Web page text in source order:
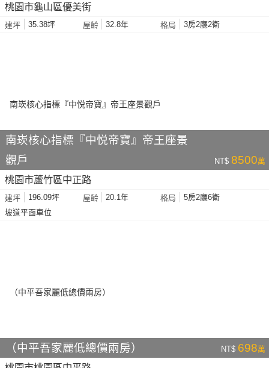
桃園市龜山區優美街
建坪 35.38坪 屋齡 32.8年 格局 3房2廳2衛
南崁核心指標『中悦帝寶』帝王座景
觀戶
NT$ 8500萬
桃園市蘆竹區中正路
建坪 196.09坪 屋齡 20.1年 格局
5房2廳6衛
坡道平面車位
（中平吾家麗低總價兩房） NT$ 698萬